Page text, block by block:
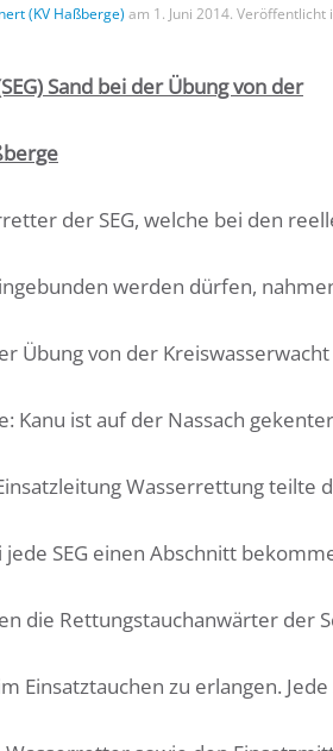
(KV Haßberge) am 1. Juni 2014. Veröffentlicht
Sand bei der Übung von der
der SEG, welche bei den
werden dürfen,
Übung von der
Kanu ist auf der Nassach
Wasserrettung teilte
SEG einen Abschnitt
die Rettungstauchanwärter der
Einsatztauchen zu erlangen.